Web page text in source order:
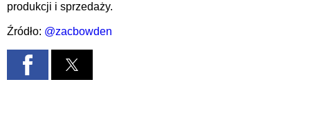
produkcji i sprzedaży.
Źródło: @zacbowden